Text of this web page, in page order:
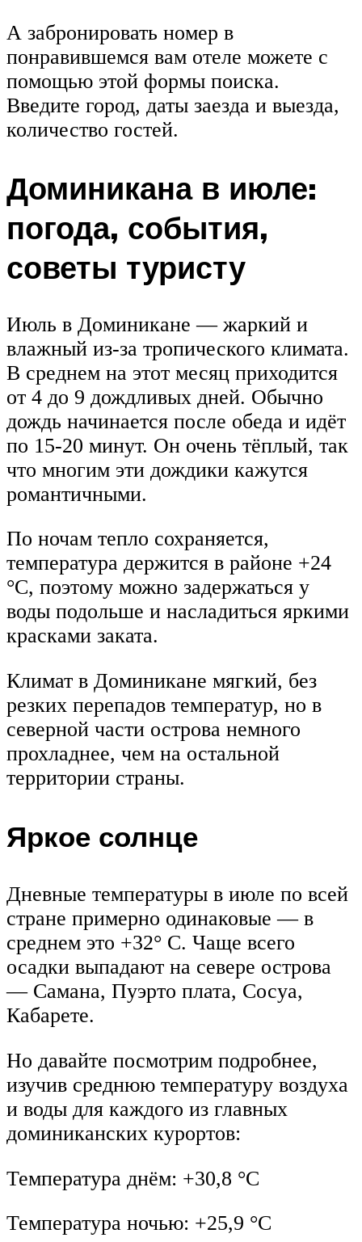
А забронировать номер в
понравившемся вам отеле можете с
помощью этой формы поиска.
Введите город, даты заезда и выезда,
количество гостей.
Доминикана в июле:
погода, события,
советы туристу
Июль в Доминикане — жаркий и
влажный из-за тропического климата.
В среднем на этот месяц приходится
от 4 до 9 дождливых дней. Обычно
дождь начинается после обеда и идёт
по 15-20 минут. Он очень тёплый, так
что многим эти дождики кажутся
романтичными.
По ночам тепло сохраняется,
температура держится в районе +24
°C, поэтому можно задержаться у
воды подольше и насладиться яркими
красками заката.
Климат в Доминикане мягкий, без
резких перепадов температур, но в
северной части острова немного
прохладнее, чем на остальной
территории страны.
Яркое солнце
Дневные температуры в июле по всей
стране примерно одинаковые — в
среднем это +32° C. Чаще всего
осадки выпадают на севере острова
— Самана, Пуэрто плата, Сосуа,
Кабарете.
Но давайте посмотрим подробнее,
изучив среднюю температуру воздуха
и воды для каждого из главных
доминиканских курортов:
Температура днём: +30,8 °C
Температура ночью: +25,9 °C